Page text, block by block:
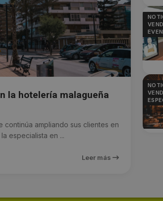
la hotelería malagueña
continúa ampliando sus clientes en
especialista en ...
Leer más